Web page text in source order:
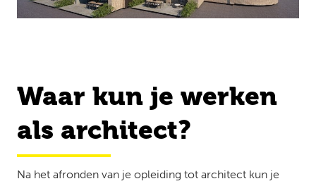
Waar kun je werken
als architect?
Na het afronden van je opleiding tot architect kun je